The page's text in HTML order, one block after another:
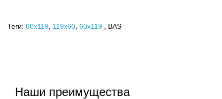
Теги: 60x119 119х60 60х119 , BAS
Наши преимущества